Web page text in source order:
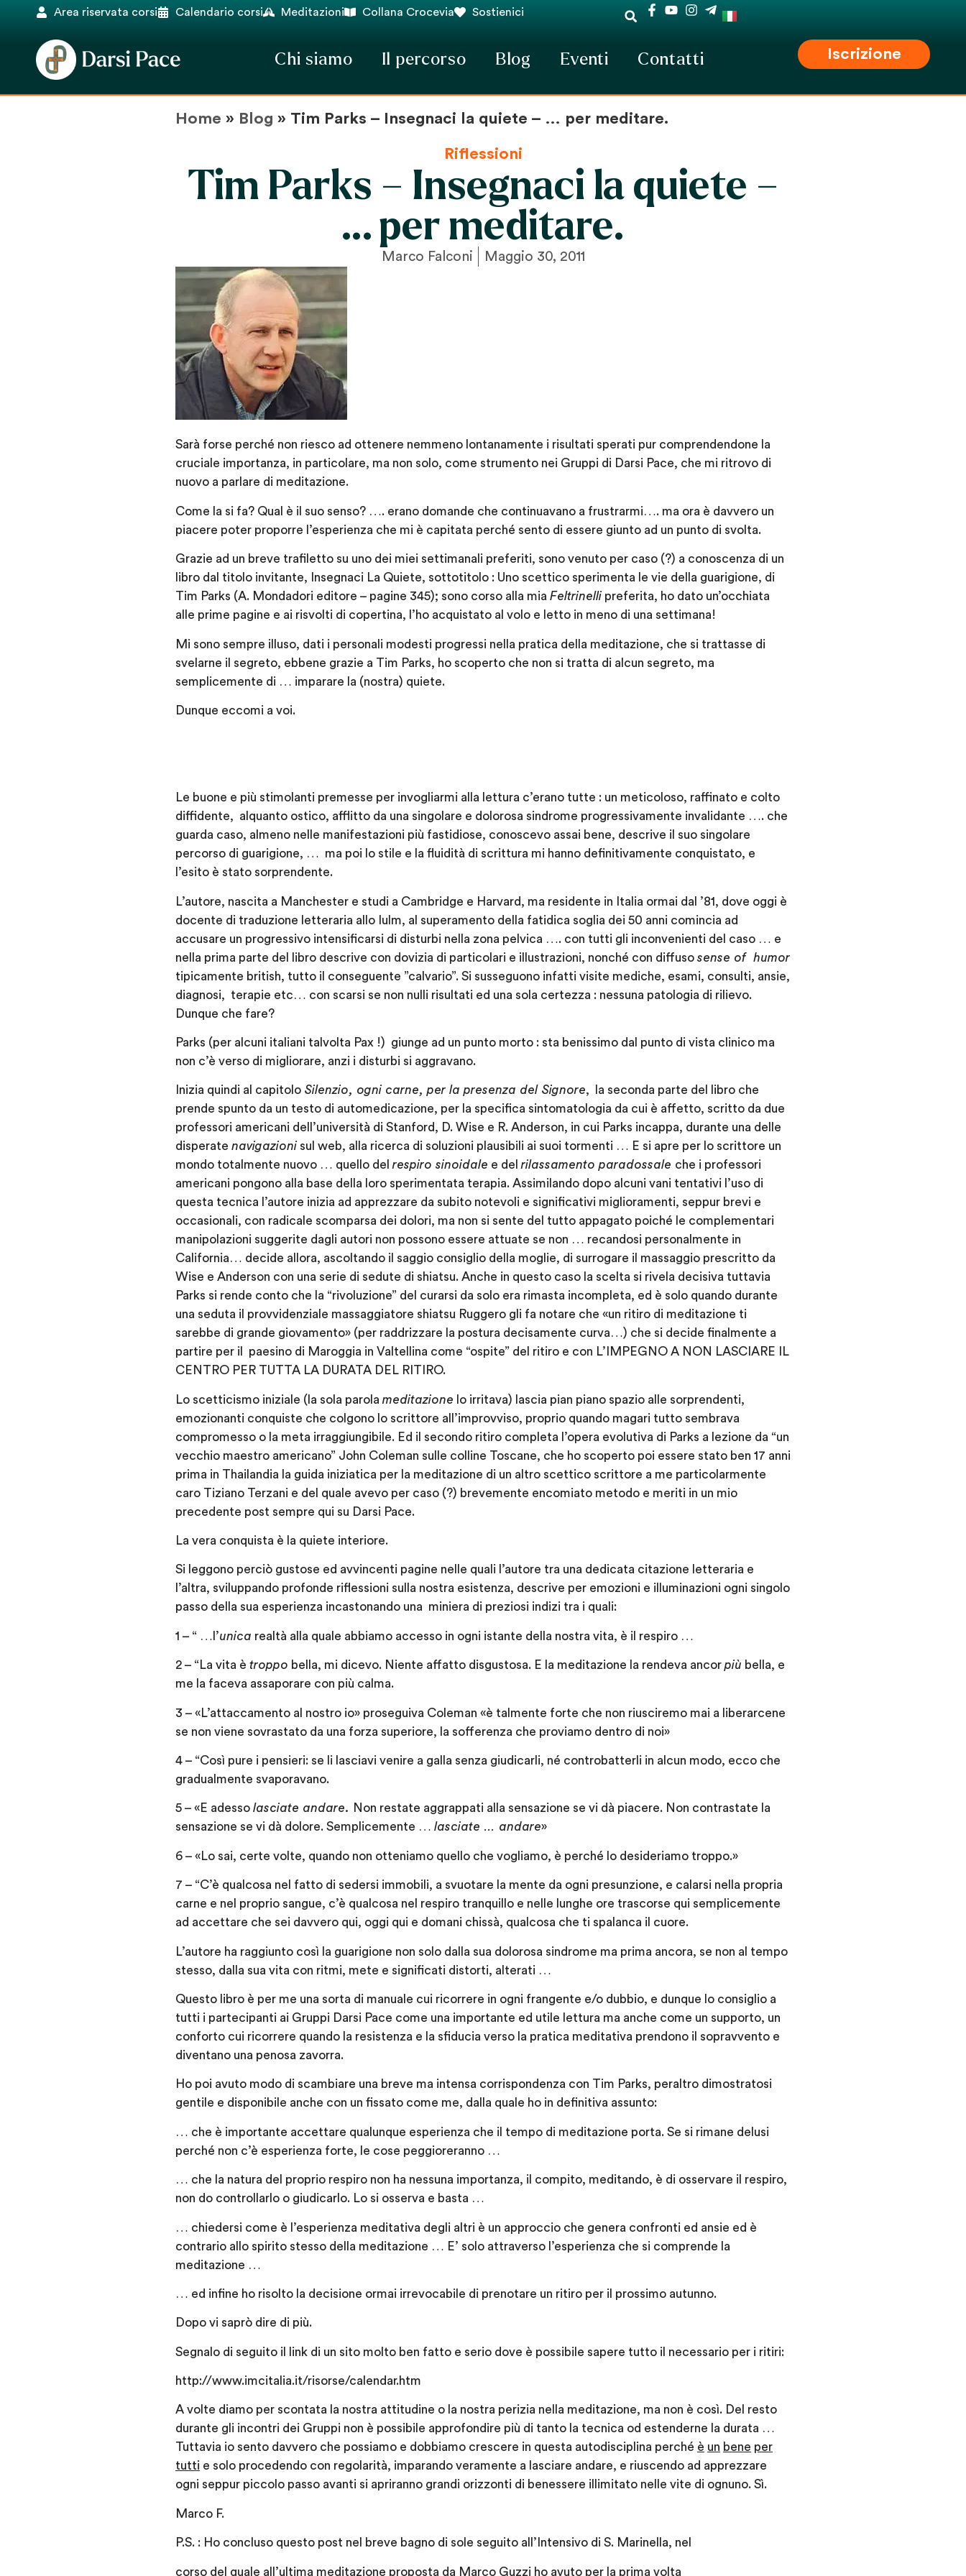
Area riservata corsi Calendario corsi Meditazioni Collana Crocevia Sostienici
Chi siamo Il percorso Blog Eventi Contatti Iscrizione
Home » Blog » Tim Parks – Insegnaci la quiete – … per meditare.
Riflessioni
Tim Parks – Insegnaci la quiete –
… per meditare.
Marco Falconi Maggio 30, 2011
Sarà forse perché non riesco ad ottenere nemmeno lontanamente i risultati sperati pur comprendendone la
cruciale importanza, in particolare, ma non solo, come strumento nei Gruppi di Darsi Pace, che mi ritrovo di
nuovo a parlare di meditazione.
Come la si fa? Qual è il suo senso? …. erano domande che continuavano a frustrarmi…. ma ora è davvero un
piacere poter proporre l’esperienza che mi è capitata perché sento di essere giunto ad un punto di svolta.
Grazie ad un breve trafiletto su uno dei miei settimanali preferiti, sono venuto per caso (?) a conoscenza di un
libro dal titolo invitante, Insegnaci La Quiete, sottotitolo : Uno scettico sperimenta le vie della guarigione, di
Tim Parks (A. Mondadori editore – pagine 345); sono corso alla mia Feltrinelli preferita, ho dato un’occhiata
alle prime pagine e ai risvolti di copertina, l’ho acquistato al volo e letto in meno di una settimana!
Mi sono sempre illuso, dati i personali modesti progressi nella pratica della meditazione, che si trattasse di
svelarne il segreto, ebbene grazie a Tim Parks, ho scoperto che non si tratta di alcun segreto, ma
semplicemente di … imparare la (nostra) quiete.
Dunque eccomi a voi.
Le buone e più stimolanti premesse per invogliarmi alla lettura c’erano tutte : un meticoloso, raffinato e colto
diffidente, alquanto ostico, afflitto da una singolare e dolorosa sindrome progressivamente invalidante …. che
guarda caso, almeno nelle manifestazioni più fastidiose, conoscevo assai bene, descrive il suo singolare
percorso di guarigione, … ma poi lo stile e la fluidità di scrittura mi hanno definitivamente conquistato, e
l’esito è stato sorprendente.
L’autore, nascita a Manchester e studi a Cambridge e Harvard, ma residente in Italia ormai dal ’81, dove oggi è
docente di traduzione letteraria allo Iulm, al superamento della fatidica soglia dei 50 anni comincia ad
accusare un progressivo intensificarsi di disturbi nella zona pelvica …. con tutti gli inconvenienti del caso … e
nella prima parte del libro descrive con dovizia di particolari e illustrazioni, nonché con diffuso sense of humor
tipicamente british, tutto il conseguente ”calvario”. Si susseguono infatti visite mediche, esami, consulti, ansie,
diagnosi, terapie etc… con scarsi se non nulli risultati ed una sola certezza : nessuna patologia di rilievo.
Dunque che fare?
Parks (per alcuni italiani talvolta Pax !) giunge ad un punto morto : sta benissimo dal punto di vista clinico ma
non c’è verso di migliorare, anzi i disturbi si aggravano.
Inizia quindi al capitolo Silenzio, ogni carne, per la presenza del Signore, la seconda parte del libro che
prende spunto da un testo di automedicazione, per la specifica sintomatologia da cui è affetto, scritto da due
professori americani dell’università di Stanford, D. Wise e R. Anderson, in cui Parks incappa, durante una delle
disperate navigazioni sul web, alla ricerca di soluzioni plausibili ai suoi tormenti … E si apre per lo scrittore un
mondo totalmente nuovo … quello del respiro sinoidale e del rilassamento paradossale che i professori
americani pongono alla base della loro sperimentata terapia. Assimilando dopo alcuni vani tentativi l’uso di
questa tecnica l’autore inizia ad apprezzare da subito notevoli e significativi miglioramenti, seppur brevi e
occasionali, con radicale scomparsa dei dolori, ma non si sente del tutto appagato poiché le complementari
manipolazioni suggerite dagli autori non possono essere attuate se non … recandosi personalmente in
California… decide allora, ascoltando il saggio consiglio della moglie, di surrogare il massaggio prescritto da
Wise e Anderson con una serie di sedute di shiatsu. Anche in questo caso la scelta si rivela decisiva tuttavia
Parks si rende conto che la “rivoluzione” del curarsi da solo era rimasta incompleta, ed è solo quando durante
una seduta il provvidenziale massaggiatore shiatsu Ruggero gli fa notare che «un ritiro di meditazione ti
sarebbe di grande giovamento» (per raddrizzare la postura decisamente curva…) che si decide finalmente a
partire per il paesino di Maroggia in Valtellina come “ospite” del ritiro e con L’IMPEGNO A NON LASCIARE IL
CENTRO PER TUTTA LA DURATA DEL RITIRO.
Lo scetticismo iniziale (la sola parola meditazione lo irritava) lascia pian piano spazio alle sorprendenti,
emozionanti conquiste che colgono lo scrittore all’improvviso, proprio quando magari tutto sembrava
compromesso o la meta irraggiungibile. Ed il secondo ritiro completa l’opera evolutiva di Parks a lezione da “un
vecchio maestro americano” John Coleman sulle colline Toscane, che ho scoperto poi essere stato ben 17 anni
prima in Thailandia la guida iniziatica per la meditazione di un altro scettico scrittore a me particolarmente
caro Tiziano Terzani e del quale avevo per caso (?) brevemente encomiato metodo e meriti in un mio
precedente post sempre qui su Darsi Pace.
La vera conquista è la quiete interiore.
Si leggono perciò gustose ed avvincenti pagine nelle quali l’autore tra una dedicata citazione letteraria e
l’altra, sviluppando profonde riflessioni sulla nostra esistenza, descrive per emozioni e illuminazioni ogni singolo
passo della sua esperienza incastonando una miniera di preziosi indizi tra i quali:
1 – “ …l’unica realtà alla quale abbiamo accesso in ogni istante della nostra vita, è il respiro …
2 – “La vita è troppo bella, mi dicevo. Niente affatto disgustosa. E la meditazione la rendeva ancor più bella, e
me la faceva assaporare con più calma.
3 – «L’attaccamento al nostro io» proseguiva Coleman «è talmente forte che non riusciremo mai a liberarcene
se non viene sovrastato da una forza superiore, la sofferenza che proviamo dentro di noi»
4 – “Così pure i pensieri: se li lasciavi venire a galla senza giudicarli, né controbatterli in alcun modo, ecco che
gradualmente svaporavano.
5 – «E adesso lasciate andare. Non restate aggrappati alla sensazione se vi dà piacere. Non contrastate la
sensazione se vi dà dolore. Semplicemente … lasciate … andare»
6 – «Lo sai, certe volte, quando non otteniamo quello che vogliamo, è perché lo desideriamo troppo.»
7 – “C’è qualcosa nel fatto di sedersi immobili, a svuotare la mente da ogni presunzione, e calarsi nella propria
carne e nel proprio sangue, c’è qualcosa nel respiro tranquillo e nelle lunghe ore trascorse qui semplicemente
ad accettare che sei davvero qui, oggi qui e domani chissà, qualcosa che ti spalanca il cuore.
L’autore ha raggiunto così la guarigione non solo dalla sua dolorosa sindrome ma prima ancora, se non al tempo
stesso, dalla sua vita con ritmi, mete e significati distorti, alterati …
Questo libro è per me una sorta di manuale cui ricorrere in ogni frangente e/o dubbio, e dunque lo consiglio a
tutti i partecipanti ai Gruppi Darsi Pace come una importante ed utile lettura ma anche come un supporto, un
conforto cui ricorrere quando la resistenza e la sfiducia verso la pratica meditativa prendono il sopravvento e
diventano una penosa zavorra.
Ho poi avuto modo di scambiare una breve ma intensa corrispondenza con Tim Parks, peraltro dimostratosi
gentile e disponibile anche con un fissato come me, dalla quale ho in definitiva assunto:
… che è importante accettare qualunque esperienza che il tempo di meditazione porta. Se si rimane delusi
perché non c’è esperienza forte, le cose peggioreranno …
… che la natura del proprio respiro non ha nessuna importanza, il compito, meditando, è di osservare il respiro,
non do controllarlo o giudicarlo. Lo si osserva e basta …
… chiedersi come è l’esperienza meditativa degli altri è un approccio che genera confronti ed ansie ed è
contrario allo spirito stesso della meditazione … E’ solo attraverso l’esperienza che si comprende la
meditazione …
… ed infine ho risolto la decisione ormai irrevocabile di prenotare un ritiro per il prossimo autunno.
Dopo vi saprò dire di più.
Segnalo di seguito il link di un sito molto ben fatto e serio dove è possibile sapere tutto il necessario per i ritiri:
http://www.imcitalia.it/risorse/calendar.htm
A volte diamo per scontata la nostra attitudine o la nostra perizia nella meditazione, ma non è così. Del resto
durante gli incontri dei Gruppi non è possibile approfondire più di tanto la tecnica od estenderne la durata …
Tuttavia io sento davvero che possiamo e dobbiamo crescere in questa autodisciplina perché è un bene per
tutti e solo procedendo con regolarità, imparando veramente a lasciare andare, e riuscendo ad apprezzare
ogni seppur piccolo passo avanti si apriranno grandi orizzonti di benessere illimitato nelle vite di ognuno. Sì.
Marco F.
P.S. : Ho concluso questo post nel breve bagno di sole seguito all’Intensivo di S. Marinella, nel
corso del quale all’ultima meditazione proposta da Marco Guzzi ho avuto per la prima volta